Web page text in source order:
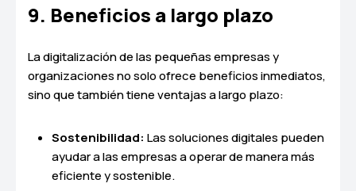
9. Beneficios a largo plazo
La digitalización de las pequeñas empresas y
organizaciones no solo ofrece beneficios inmediatos,
sino que también tiene ventajas a largo plazo:
Sostenibilidad: Las soluciones digitales pueden
ayudar a las empresas a operar de manera más
eficiente y sostenible.